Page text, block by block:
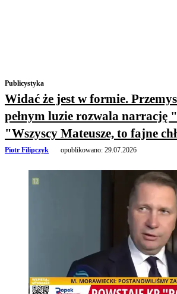
Publicystyka
Widać że jest w formie.
pełnym luzie rozwala narrację
"Wszyscy Mateusze, to fajne
Piotr Filipczyk opublikowano: 29.07.2026